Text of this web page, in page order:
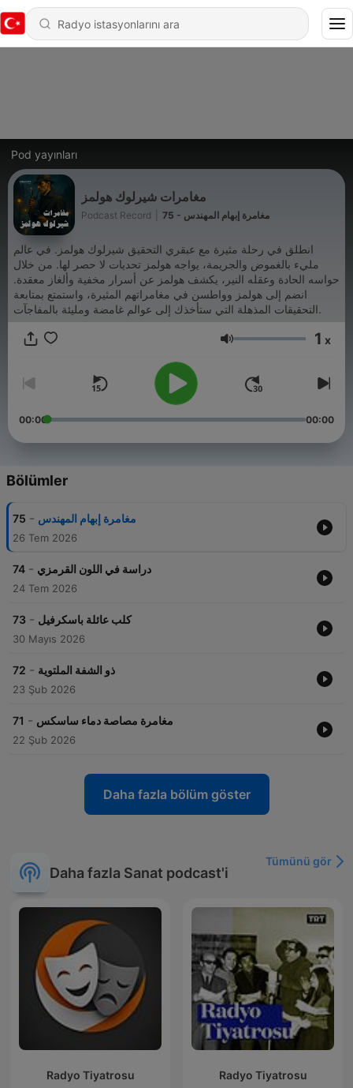
Pod yayınları
مغامرات شيرلوك هولمز
Podcast Record 75 - مغامرة إبهام المهندس
انطلق في رحلة مثيرة مع عبقري التحقيق شيرلوك هولمز. في عالم
مليء بالغموض والجريمة، يواجه هولمز تحديات لا حصر لها. من خلال
حواسه الحادة وعقله النير، يكشف هولمز عن أسرار مخفية وألغاز معقدة.
انضم إلى هولمز وواطسن في مغامراتهم المثيرة، واستمتع بمتابعة
التحقيقات المذهلة التي ستأخذك إلى عوالم غامضة ومليئة بالمفاجآت.
Ses 1 x
00:00 00:00
Bölümler
75 - مغامرة إبهام المهندس
26 Tem 2026
74 - دراسة في اللون القرمزي
24 Tem 2026
73 - كلب عائلة باسكرفيل
30 Mayıs 2026
72 - ذو الشفة الملتوية
23 Şub 2026
71 - مغامرة مصاصة دماء ساسكس
22 Şub 2026
Daha fazla bölüm göster
Daha fazla Sanat podcast'i
Tümünü gör
Radyo Tiyatrosu Radyo Tiyatrosu